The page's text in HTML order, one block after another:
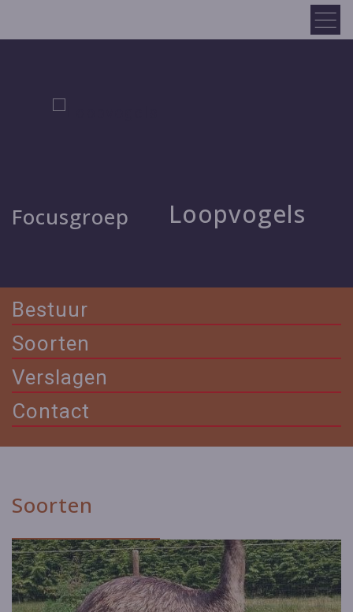
Focusgroep Loopvogels
Bestuur
Soorten
Verslagen
Contact
Soorten